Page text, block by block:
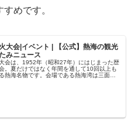
めです。
大会|イベント | 【公式】熱海の観光
みニュース
会は、1952年（昭和27年）にはじまった歴
。夏だけではなく年間を通して10回以上も
熱海名物です。会場である熱海湾は三面を